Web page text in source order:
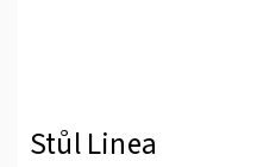
Stůl Linea